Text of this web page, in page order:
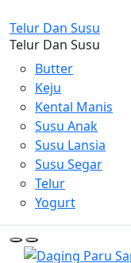
Telur Dan Susu
Telur Dan Susu
Butter
Keju
Kental Manis
Susu Anak
Susu Lansia
Susu Segar
Telur
Yogurt